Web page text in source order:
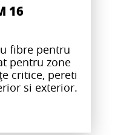
16
fibre pentru
pentru zone
critice, pereti
si exterior.